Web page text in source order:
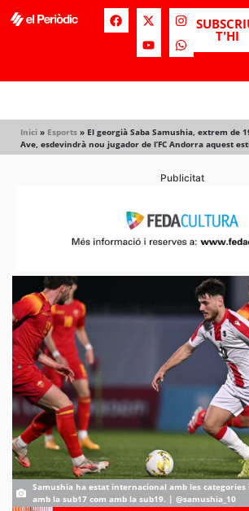
T'HI
Inici » Esports » El georgià Saba Samushia, extrem de
Ave, esdevindrà nou jugador de l’FC Andorra aquest
Publicitat
Samushia ha estat internacional amb les
amb la sub17 com amb la sub19. | @samushia_10